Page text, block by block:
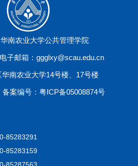
南农业大学公共管理学院
子邮箱：ggglxy@scau.edu.cn
华南农业大学14号楼、17号楼
备案编号：粤ICP备05008874号
85283291
85283159